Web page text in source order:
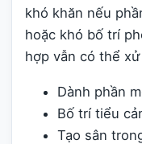
khó khăn nếu
hoặc khó bố trí
hợp vẫn có thể
Dành phần
Bố trí tiểu
Tạo sân